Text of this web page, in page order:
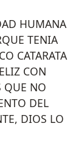
HUMANA
TENIA
CATARATA
CON
QUE NO
DEL
DIOS LO